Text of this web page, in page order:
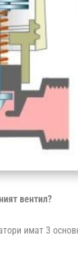
вентил?
имат 3